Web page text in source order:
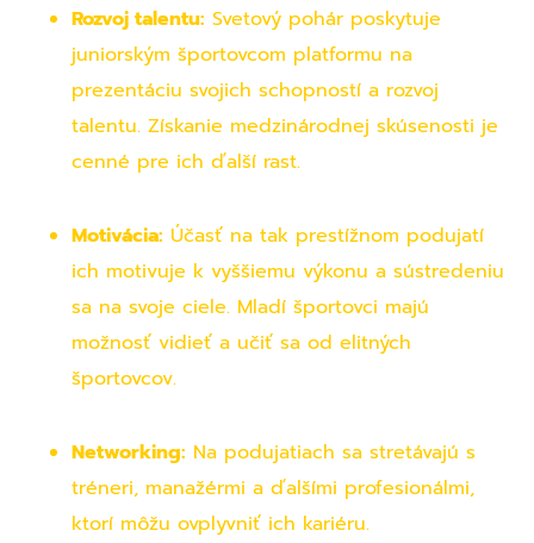
Rozvoj talentu: Svetový pohár poskytuje
juniorským športovcom platformu na
prezentáciu svojich schopností a rozvoj
talentu. Získanie medzinárodnej skúsenosti je
cenné pre ich ďalší rast.
Motivácia: Účasť na tak prestížnom podujatí
ich motivuje k vyššiemu výkonu a sústredeniu
sa na svoje ciele. Mladí športovci majú
možnosť vidieť a učiť sa od elitných
športovcov.
Networking: Na podujatiach sa stretávajú s
tréneri, manažérmi a ďalšími profesionálmi,
ktorí môžu ovplyvniť ich kariéru.